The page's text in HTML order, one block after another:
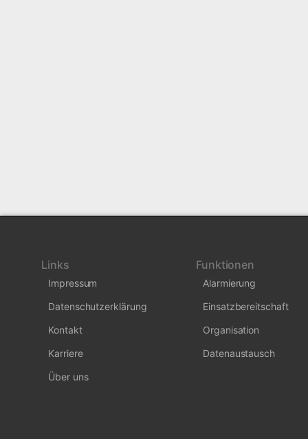
Links
Impressum
Datenschutzerklärung
Kontakt
Karriere
Über uns
Funktionen
Alarmierung
Einsatzbereitschaft
Organisation
Datenaustausch